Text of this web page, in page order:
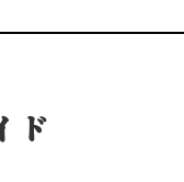
ド